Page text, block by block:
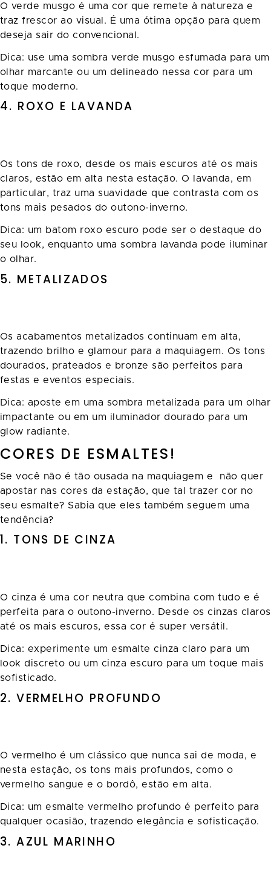
O verde musgo é uma cor que remete à natureza e
traz frescor ao visual. É uma ótima opção para quem
deseja sair do convencional.
Dica: use uma sombra verde musgo esfumada para um
olhar marcante ou um delineado nessa cor para um
toque moderno.
4. ROXO E LAVANDA
Os tons de roxo, desde os mais escuros até os mais
claros, estão em alta nesta estação. O lavanda, em
particular, traz uma suavidade que contrasta com os
tons mais pesados do outono-inverno.
Dica: um batom roxo escuro pode ser o destaque do
seu look, enquanto uma sombra lavanda pode iluminar
o olhar.
5. METALIZADOS
Os acabamentos metalizados continuam em alta,
trazendo brilho e glamour para a maquiagem. Os tons
dourados, prateados e bronze são perfeitos para
festas e eventos especiais.
Dica: aposte em uma sombra metalizada para um olhar
impactante ou em um iluminador dourado para um
glow radiante.
CORES DE ESMALTES!
Se você não é tão ousada na maquiagem e não quer
apostar nas cores da estação, que tal trazer cor no
seu esmalte? Sabia que eles também seguem uma
tendência?
1. TONS DE CINZA
O cinza é uma cor neutra que combina com tudo e é
perfeita para o outono-inverno. Desde os cinzas claros
até os mais escuros, essa cor é super versátil.
Dica: experimente um esmalte cinza claro para um
look discreto ou um cinza escuro para um toque mais
sofisticado.
2. VERMELHO PROFUNDO
O vermelho é um clássico que nunca sai de moda, e
nesta estação, os tons mais profundos, como o
vermelho sangue e o bordô, estão em alta.
Dica: um esmalte vermelho profundo é perfeito para
qualquer ocasião, trazendo elegância e sofisticação.
3. AZUL MARINHO